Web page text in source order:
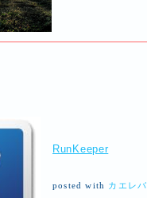
RunKeeper
posted with カエレバ